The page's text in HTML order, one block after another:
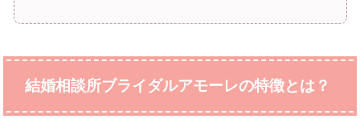
結婚相談所ブライダルアモーレの特徴とは？